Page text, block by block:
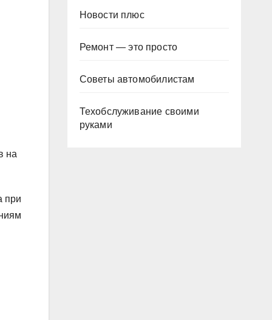
на
при
Новости плюс
Ремонт — это просто
Советы автомобилистам
Техобслуживание своими
руками